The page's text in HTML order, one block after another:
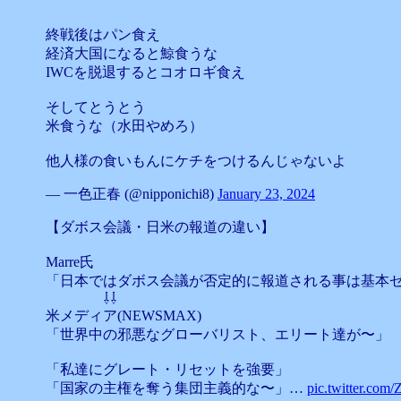
終戦後はパン食え
経済大国になると鯨食うな
IWCを脱退するとコオロギ食え
そしてとうとう
米食うな（水田やめろ）
他人様の食いもんにケチをつけるんじゃないよ
— 一色正春 (@nipponichi8) January 23, 2024
【ダボス会議・日米の報道の違い】
Marre氏
「日本ではダボス会議が否定的に報道される事は基本ゼ
⇩⇩
米メディア(NEWSMAX)
「世界中の邪悪なグローバリスト、エリート達が〜」
「私達にグレート・リセットを強要」
「国家の主権を奪う集団主義的な〜」… pic.twitter.com/